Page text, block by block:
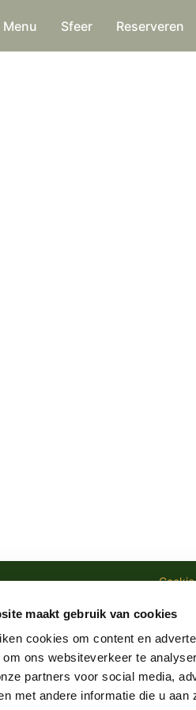
maakt gebruik van cookies
cookies om content en
om ons websiteverkeer te
partners voor social media,
met andere informatie die u
Menu Sfeer Reserveren
Hugo de
1052 KW, Amsterdam